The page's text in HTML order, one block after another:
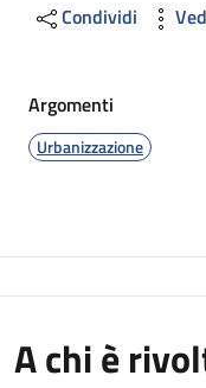
Condividi
Argomenti
Urbanizzazione
A chi è